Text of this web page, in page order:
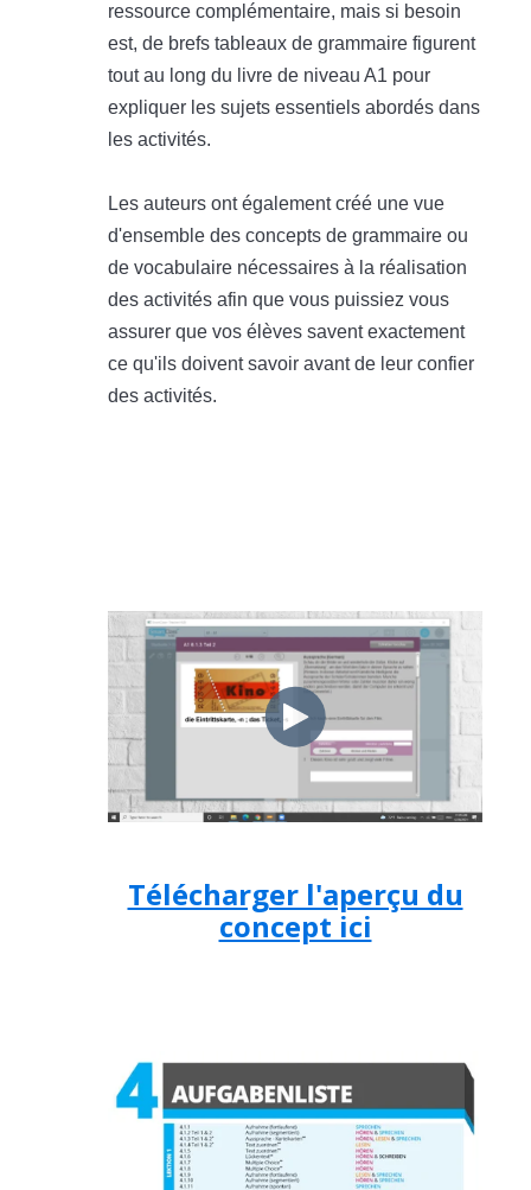
ressource complémentaire, mais si besoin
est, de brefs tableaux de grammaire figurent
tout au long du livre de niveau A1 pour
expliquer les sujets essentiels abordés dans
les activités.
Les auteurs ont également créé une vue
d'ensemble des concepts de grammaire ou
de vocabulaire nécessaires à la réalisation
des activités afin que vous puissiez vous
assurer que vos élèves savent exactement
ce qu'ils doivent savoir avant de leur confier
des activités.
Télécharger l'aperçu du
concept ici